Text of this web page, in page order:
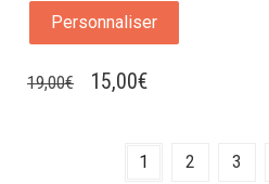
Personnaliser
19,00€
LE
ÉTAIT :
15,00€LE
EST :
1 2 3